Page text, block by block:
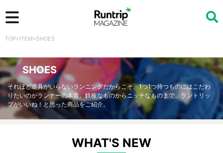
TOP>ITEM>SHOES
SHOES
それほど道具がいらないランニングだからこそ、1つ1つ持つものにはこだわ
りたいのがランナーの本音。鉄板なものからニッチなものまで、ラントリッ
プがいいね！と思った商品をご紹介。
WHAT'S NEW